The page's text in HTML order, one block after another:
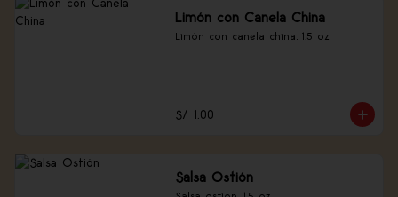
Limón con Canela China
Limón con canela china, 1.5 oz
S/ 1.00
Salsa Ostión